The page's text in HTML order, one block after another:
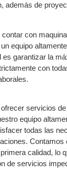
además de
con
equipo
es garantizar la
con
servicios
equipo
todas las
Contamos
calidad, lo
de servicios